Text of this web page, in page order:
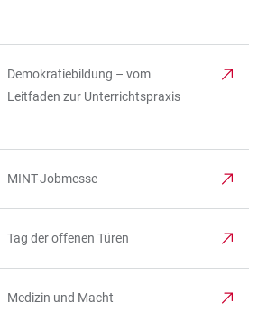
Demokratiebildung – vom
Leitfaden zur Unterrichtspraxis
MINT-Jobmesse
Tag der offenen Türen
Medizin und Macht